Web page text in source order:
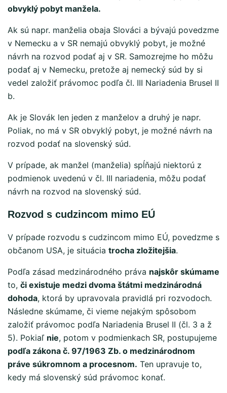
obvyklý pobyt manžela.
Ak sú napr. manželia obaja Slováci a bývajú povedzme
v Nemecku a v SR nemajú obvyklý pobyt, je možné
návrh na rozvod podať aj v SR. Samozrejme ho môžu
podať aj v Nemecku, pretože aj nemecký súd by si
vedel založiť právomoc podľa čl. III Nariadenia Brusel II
b.
Ak je Slovák len jeden z manželov a druhý je napr.
Poliak, no má v SR obvyklý pobyt, je možné návrh na
rozvod podať na slovenský súd.
V prípade, ak manžel (manželia) spĺňajú niektorú z
podmienok uvedenú v čl. III nariadenia, môžu podať
návrh na rozvod na slovenský súd.
Rozvod s cudzincom mimo EÚ
V prípade rozvodu s cudzincom mimo EÚ, povedzme s
občanom USA, je situácia trocha zložitejšia.
Podľa zásad medzinárodného práva najskôr skúmame
to, či existuje medzi dvoma štátmi medzinárodná
dohoda, ktorá by upravovala pravidlá pri rozvodoch.
Následne skúmame, či vieme nejakým spôsobom
založiť právomoc podľa Nariadenia Brusel II (čl. 3 a ž
5). Pokiaľ nie, potom v podmienkach SR, postupujeme
podľa zákona č. 97/1963 Zb. o medzinárodnom
práve súkromnom a procesnom. Ten upravuje to,
kedy má slovenský súd právomoc konať.